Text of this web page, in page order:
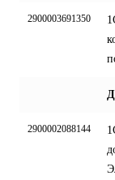
2900003691350
2900002088144